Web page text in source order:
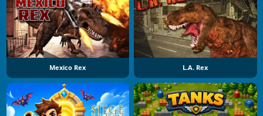
Mexico Rex L.A. Rex